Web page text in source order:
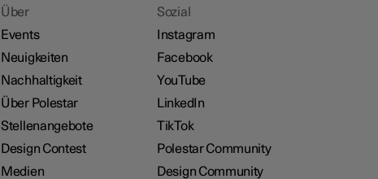
Über
Events
Neuigkeiten
Nachhaltigkeit
Über Polestar
Stellenangebote
Design Contest
Medien
Sozial
Instagram
Facebook
YouTube
LinkedIn
TikTok
Polestar Community
Design Community